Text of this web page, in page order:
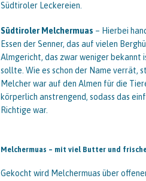
Südtiroler Leckereien.
Südtiroler Melchermuas – Hierbei
Essen der Senner, das auf vielen
Almgericht, das zwar weniger
sollte. Wie es schon der Name verrät,
Melcher war auf den Almen für die
körperlich anstrengend, sodass das
Richtige war.
Melchermuas – mit viel Butter und
Gekocht wird Melchermuas über